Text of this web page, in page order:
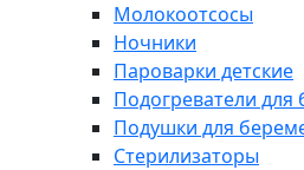
Молокоотсосы
Ночники
Пароварки детские
Подогреватели для
Подушки для
Стерилизаторы